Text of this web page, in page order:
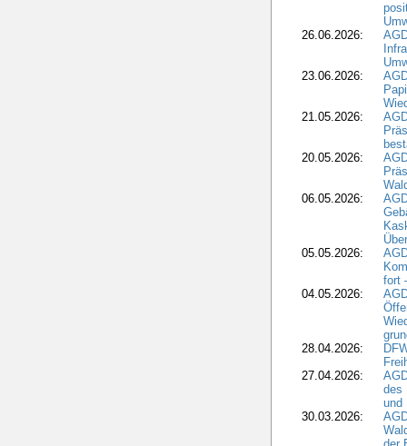
26.06.2026:
23.06.2026:
21.05.2026:
20.05.2026:
06.05.2026:
05.05.2026:
fort
04.05.2026:
28.04.2026:
27.04.2026:
des
und
30.03.2026: